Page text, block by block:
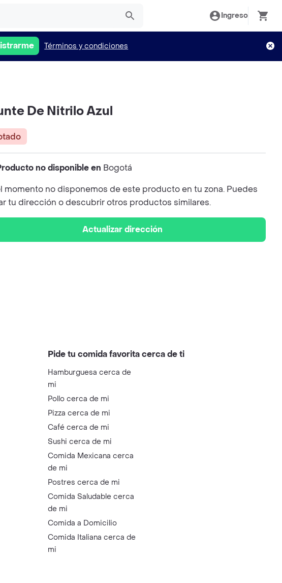
Ingreso
Términos y condiciones
De Nitrilo Azul
no disponible en Bogotá
momento no disponemos de este producto en tu zona. Puedes
tu dirección o descubrir otros productos similares.
Actualizar dirección
Pide tu comida favorita cerca de ti
Hamburguesa cerca de
mi
Pollo cerca de mi
Pizza cerca de mi
Café cerca de mi
Sushi cerca de mi
Comida Mexicana cerca
de mi
Postres cerca de mi
Comida Saludable cerca
de mi
Comida a Domicilio
Comida Italiana cerca de
mi